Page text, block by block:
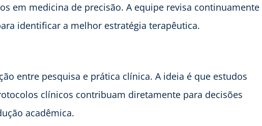
em medicina de precisão. A equipe revisa continuamente
identificar a melhor estratégia terapêutica.
entre pesquisa e prática clínica. A ideia é que estudos
clínicos contribuam diretamente para decisões
acadêmica.